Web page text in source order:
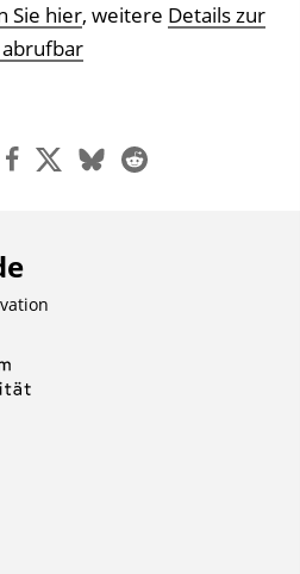
Sie hier, weitere Details zur
facebook
x blueskyreddit